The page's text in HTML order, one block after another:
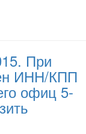
При
ИНН/КПП
офиц 5-